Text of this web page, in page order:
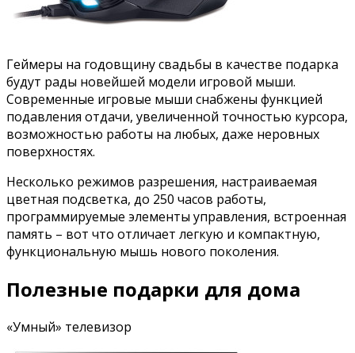
Геймеры на годовщину свадьбы в качестве подарка
будут рады новейшей модели игровой мыши.
Современные игровые мыши снабжены функцией
подавления отдачи, увеличенной точностью курсора,
возможностью работы на любых, даже неровных
поверхностях.
Несколько режимов разрешения, настраиваемая
цветная подсветка, до 250 часов работы,
программируемые элементы управления, встроенная
память – вот что отличает легкую и компактную,
функциональную мышь нового поколения.
Полезные подарки для дома
«Умный» телевизор